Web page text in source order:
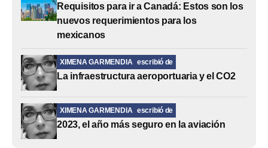
Requisitos para ir a Canadá: Estos son los
nuevos requerimientos para los
mexicanos
XIMENA GARMENDIA escribió de
La infraestructura aeroportuaria y el CO2
XIMENA GARMENDIA escribió de
2023, el año más seguro en la aviación